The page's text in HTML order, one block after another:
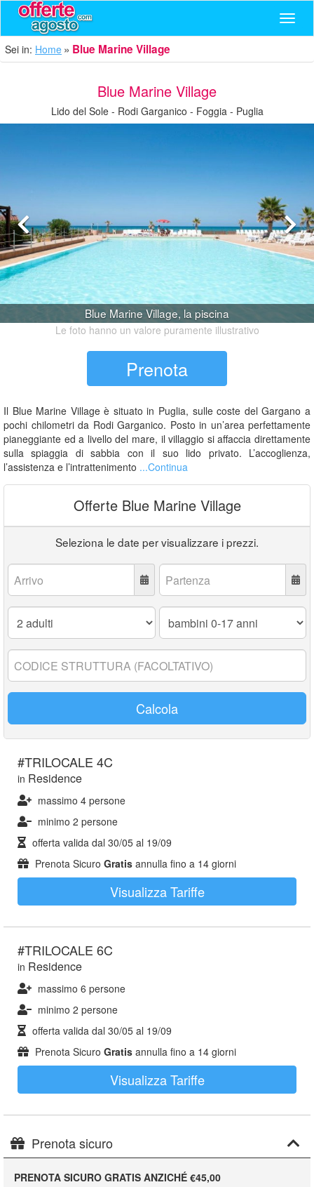
Sei in: Home Blue Marine Village
Blue Marine Village
Lido del Sole - Rodi Garganico - Foggia - Puglia
Blue Marine Village, la piscina
Le foto hanno un valore puramente illustrativo
Prenota
Il Blue Marine Village è situato in Puglia, sulle coste del Gargano a
pochi chilometri da Rodi Garganico. Posto in un’area perfettamente
pianeggiante ed a livello del mare, il villaggio si affaccia direttamente
sulla spiaggia di sabbia con il suo lido privato. L’accoglienza,
l’assistenza e l’intrattenimento ...Continua
Offerte Blue Marine Village
Seleziona le date per visualizzare i prezzi.
Arrivo: Partenza:
Adulti:
Bambini
17
Codice
struttura:
Calcola
#TRILOCALE 4C
in Residence
massimo 4 persone
minimo 2 persone
offerta valida dal 30/05 al 19/09
Prenota Sicuro Gratis annulla fino a 14 giorni
Visualizza Tariffe
#TRILOCALE 6C
in Residence
massimo 6 persone
minimo 2 persone
offerta valida dal 30/05 al 19/09
Prenota Sicuro Gratis annulla fino a 14 giorni
Visualizza Tariffe
Prenota sicuro
PRENOTA SICURO GRATIS ANZICHÉ €45,00